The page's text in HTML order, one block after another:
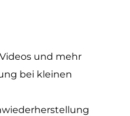
und mehr
bei kleinen